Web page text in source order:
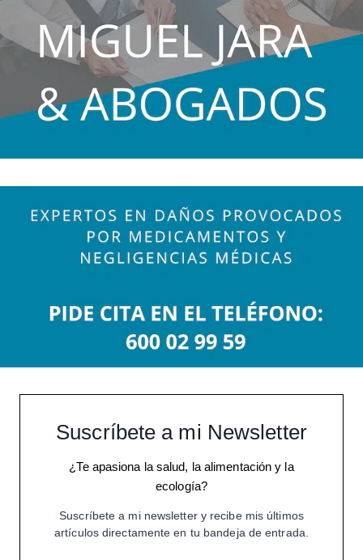
Suscríbete a mi Newsletter
¿Te apasiona la salud, la alimentación y la
ecología?
Suscríbete a mi newsletter y recibe mis últimos
artículos directamente en tu bandeja de entrada.